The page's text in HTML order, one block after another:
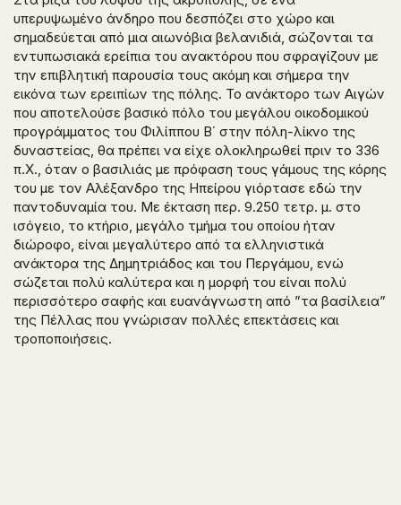
υπερυψωμένο άνδηρο που δεσπόζει στο χώρο και
σημαδεύεται από μια αιωνόβια βελανιδιά, σώζονται τα
εντυπωσιακά ερείπια του ανακτόρου που σφραγίζουν με
την επιβλητική παρουσία τους ακόμη και σήμερα την
εικόνα των ερειπίων της πόλης. Το ανάκτορο των Αιγών
που αποτελούσε βασικό πόλο του μεγάλου οικοδομικού
προγράμματος του Φιλίππου Β΄ στην πόλη-λίκνο της
δυναστείας, θα πρέπει να είχε ολοκληρωθεί πριν το 336
π.Χ., όταν ο βασιλιάς με πρόφαση τους γάμους της κόρης
του με τον Αλέξανδρο της Ηπείρου γιόρτασε εδώ την
παντοδυναμία του. Με έκταση περ. 9.250 τετρ. μ. στο
ισόγειο, το κτήριο, μεγάλο τμήμα του οποίου ήταν
διώροφο, είναι μεγαλύτερο από τα ελληνιστικά
ανάκτορα της Δημητριάδος και του Περγάμου, ενώ
σώζεται πολύ καλύτερα και η μορφή του είναι πολύ
περισσότερο σαφής και ευανάγνωστη από ”τα βασίλεια”
της Πέλλας που γνώρισαν πολλές επεκτάσεις και
τροποποιήσεις.